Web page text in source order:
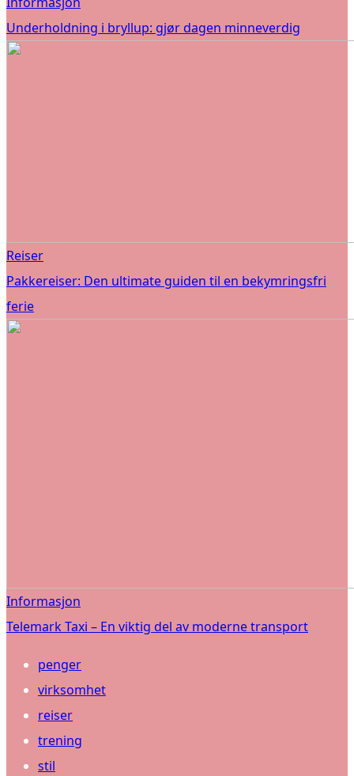
Underholdning i bryllup: gjør dagen minneverdig
Reiser
Pakkereiser: Den ultimate guiden til en bekymringsfri
ferie
Informasjon
Telemark Taxi – En viktig del av moderne transport
penger
virksomhet
reiser
trening
stil